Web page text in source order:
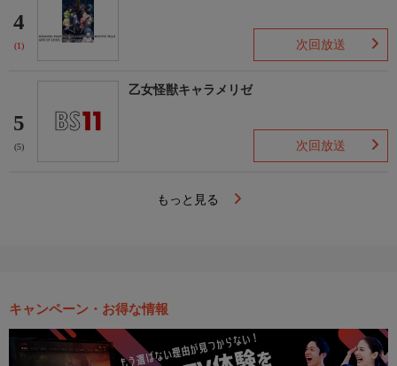
4
(1) 次回放送
5
(5)
乙女怪獣キャラメリゼ
次回放送
もっと見る
キャンペーン・お得な情報